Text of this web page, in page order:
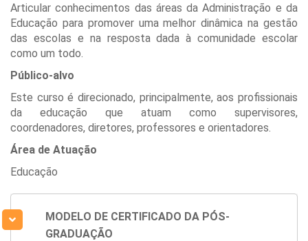
Articular conhecimentos das áreas da Administração e da
Educação para promover uma melhor dinâmica na gestão
das escolas e na resposta dada à comunidade escolar
como um todo.
Público-alvo
Este curso é direcionado, principalmente, aos profissionais
da educação que atuam como supervisores,
coordenadores, diretores, professores e orientadores.
Área de Atuação
Educação
MODELO DE CERTIFICADO DA PÓS-
GRADUAÇÃO